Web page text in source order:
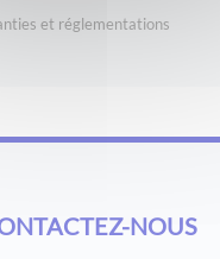
et réglementations
NOUS